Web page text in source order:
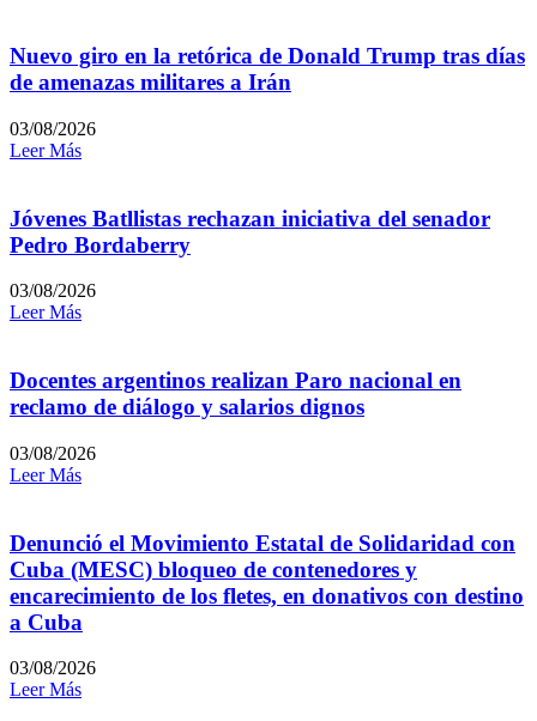
Nuevo giro en la retórica de Donald Trump tras días
de amenazas militares a Irán
03/08/2026
Leer Más
Jóvenes Batllistas rechazan iniciativa del senador
Pedro Bordaberry
03/08/2026
Leer Más
Docentes argentinos realizan Paro nacional en
reclamo de diálogo y salarios dignos
03/08/2026
Leer Más
Denunció el Movimiento Estatal de Solidaridad con
Cuba (MESC) bloqueo de contenedores y
encarecimiento de los fletes, en donativos con destino
a Cuba
03/08/2026
Leer Más